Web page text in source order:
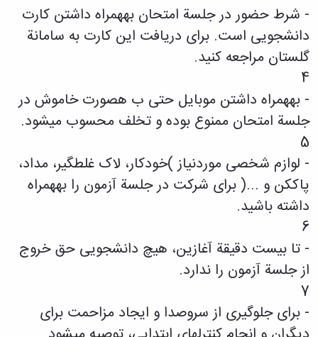
معاونت
تحصیلات
تکمیلی
و
آئین
نامه
ها
تحصیلات
فرم
ها
نامه
سمینارها
و
ها
علمی
پژوهشنامه
نهج‌البلاغه
فصل
علمی
پژوهشنامه
انقلاب
علمی
پژوهش‌های
زبان‌شناسی
تطبیقی
علمی
مطالعات
اجتماعی
دوفصلنامه
علمی
دعاپژوهی
زبان
انگلیسی
زبان
و
ادبیات
زبان
ادبیات
زبان
شناسی
همگانی
زبان
فرانسه
فرهنگ
و
های
باستان
- شرط حضور در جلسة امتحان بههمراه داشتن کارت
دانشجویی است. برای دریافت این کارت به سامانة
گلستان مراجعه کنید.
4
- بههمراه داشتن موبایل حتی ب هصورت خاموش در
جلسة امتحان ممنوع بوده و تخلف محسوب میشود.
5
- لوازم شخصی موردنیاز )خودکار، لاک غلطگیر، مداد،
پاککن و ...( برای شرکت در جلسة آزمون را بههمراه
داشته باشید.
6
- تا بیست دقیقة آغازین، هیچ دانشجویی حق خروج
از جلسة آزمون را ندارد.
7
- برای جلوگیری از سروصدا و ایجاد مزاحمت برای